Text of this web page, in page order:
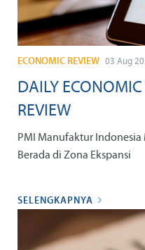
ECONOMIC REVIEW 03 Aug
DAILY
REVIEW
PMI Manufaktur
Berada di Zona Ekspansi
SELENGKAPNYA